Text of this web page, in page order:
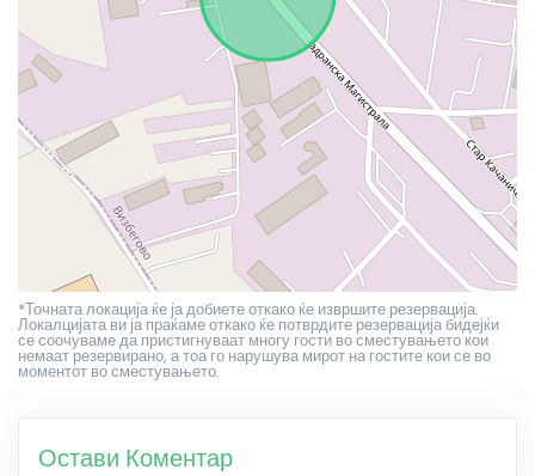
*Точната локација ќе ја добиете откако ќе извршите резервација.
Локалцијата ви ја праќаме откако ќе потврдите резервација бидејќи
се соочуваме да пристигнуваат многу гости во сместувањето кои
немаат резервирано, а тоа го нарушува мирот на гостите кои се во
моментот во сместувањето.
Остави Коментар